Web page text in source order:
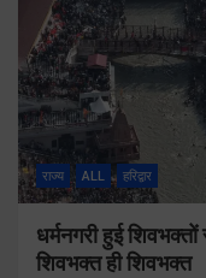
राज्य ALL हरिद्वार
धर्मनगरी हुई
शिवभक्त ही शिवभक्त